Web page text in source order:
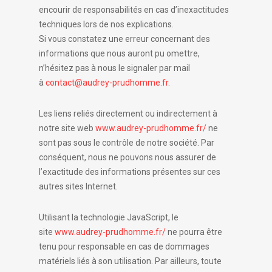
encourir de responsabilités en cas d’inexactitudes
techniques lors de nos explications.
Si vous constatez une erreur concernant des
informations que nous auront pu omettre,
n’hésitez pas à nous le signaler par mail
àcontact@audrey-prudhomme.fr.
Les liens reliés directement ou indirectement à
notre site webwww.audrey-prudhomme.fr/ne
sont pas sous le contrôle de notre société. Par
conséquent, nous ne pouvons nous assurer de
l’exactitude des informations présentes sur ces
autres sites Internet.
Utilisant la technologie JavaScript, le
sitewww.audrey-prudhomme.fr/ne pourra être
tenu pour responsable en cas de dommages
matériels liés à son utilisation. Par ailleurs, toute